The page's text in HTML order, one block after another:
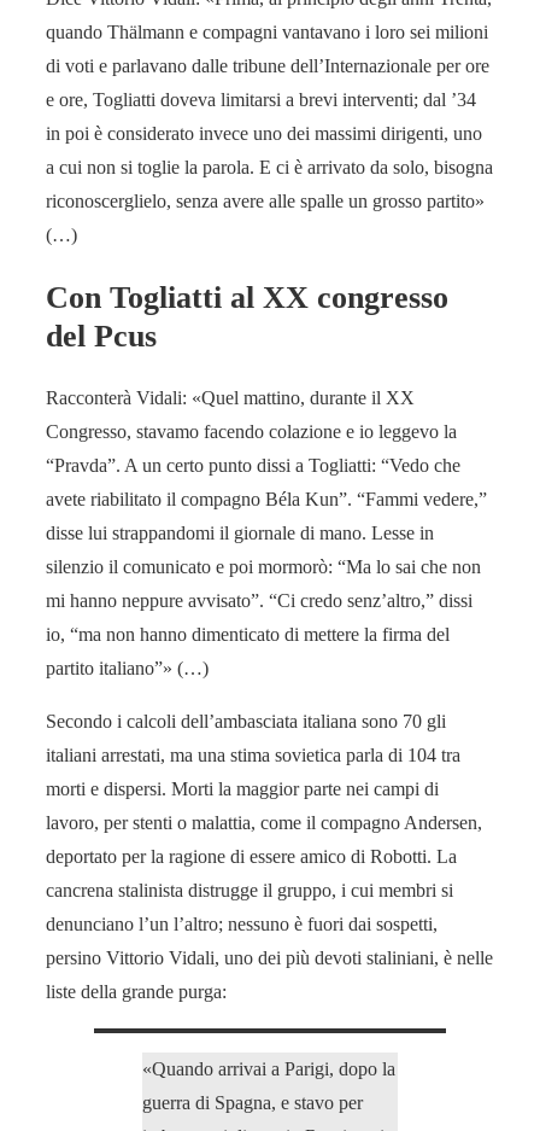
quando Thälmann e compagni vantavano i loro sei milioni
di voti e parlavano dalle tribune dell’Internazionale per ore
e ore, Togliatti doveva limitarsi a brevi interventi; dal ’34
in poi è considerato invece uno dei massimi dirigenti, uno
a cui non si toglie la parola. E ci è arrivato da solo, bisogna
riconoscerglielo, senza avere alle spalle un grosso partito»
(…)
Con Togliatti al XX congresso
del Pcus
Racconterà Vidali: «Quel mattino, durante il XX
Congresso, stavamo facendo colazione e io leggevo la
“Pravda”. A un certo punto dissi a Togliatti: “Vedo che
avete riabilitato il compagno Béla Kun”. “Fammi vedere,”
disse lui strappandomi il giornale di mano. Lesse in
silenzio il comunicato e poi mormorò: “Ma lo sai che non
mi hanno neppure avvisato”. “Ci credo senz’altro,” dissi
io, “ma non hanno dimenticato di mettere la firma del
partito italiano”» (…)
Secondo i calcoli dell’ambasciata italiana sono 70 gli
italiani arrestati, ma una stima sovietica parla di 104 tra
morti e dispersi. Morti la maggior parte nei campi di
lavoro, per stenti o malattia, come il compagno Andersen,
deportato per la ragione di essere amico di Robotti. La
cancrena stalinista distrugge il gruppo, i cui membri si
denunciano l’un l’altro; nessuno è fuori dai sospetti,
persino Vittorio Vidali, uno dei più devoti staliniani, è nelle
liste della grande purga:
«Quando arrivai a Parigi, dopo la
guerra di Spagna, e stavo per